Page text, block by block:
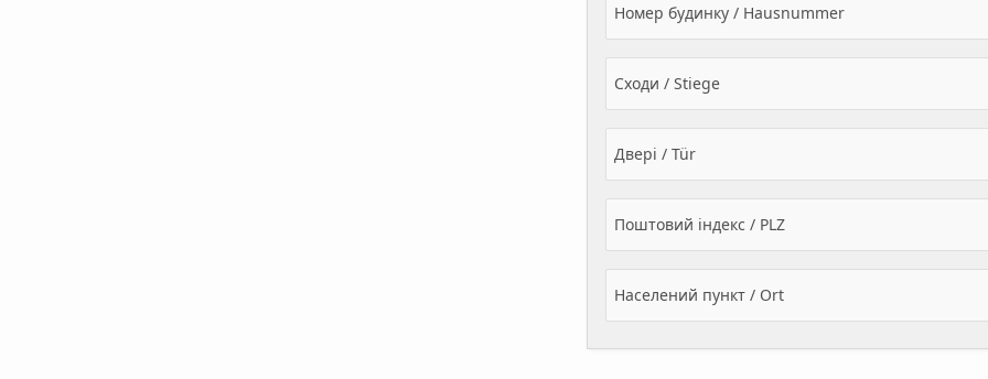
Номер будинку / Hausnummer
Сходи / Stiege
Двері / Tür
Поштовий індекс / PLZ
Населений пункт / Ort